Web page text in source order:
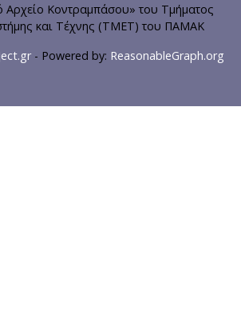
Κοντραμπάσου» του Τμήματος
και Τέχνης (ΤΜΕΤ) του ΠΑΜΑΚ
- Powered by: ReasonableGraph.org